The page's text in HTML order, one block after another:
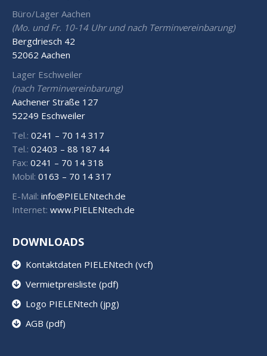
Büro/Lager Aachen
(Mo. und Fr. 10-14 Uhr und nach Terminvereinbarung)
Bergdriesch 42
52062 Aachen
Lager Eschweiler
(nach Terminvereinbarung)
Aachener Straße 127
52249 Eschweiler
Tel.: 0241 – 70 14 317
Tel.: 02403 – 88 187 44
Fax: 0241 – 70 14 318
Mobil: 0163 – 70 14 317
E-Mail: info@PIELENtech.de
Internet: www.PIELENtech.de
DOWNLOADS
Kontaktdaten PIELENtech (vcf)
Vermietpreisliste (pdf)
Logo PIELENtech (jpg)
AGB (pdf)